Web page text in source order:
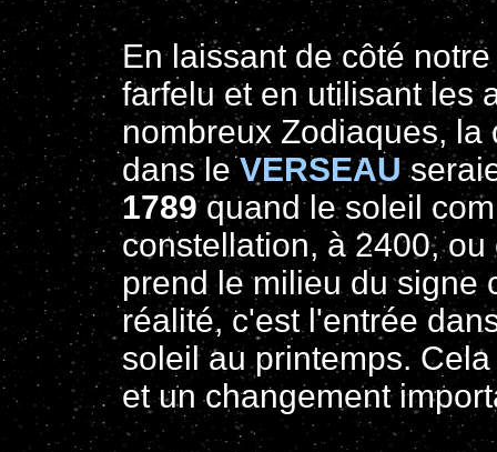
En laissant de côté
farfelu et en utilisant les
nombreux Zodiaques,
dans leVERSEAU
1789quand le soleil
constellation, à 2400,
prend le milieu du signe
réalité, c'est l'entrée
soleil au printemps.
et un changement